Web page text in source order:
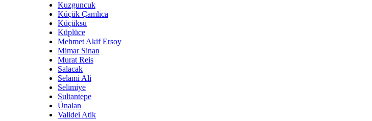
Kuzguncuk
Küçük Çamlıca
Küçüksu
Küplüce
Mehmet Akif Ersoy
Mimar Sinan
Murat Reis
Salacak
Selami Ali
Selimiye
Sultantepe
Ünalan
Validei Atik